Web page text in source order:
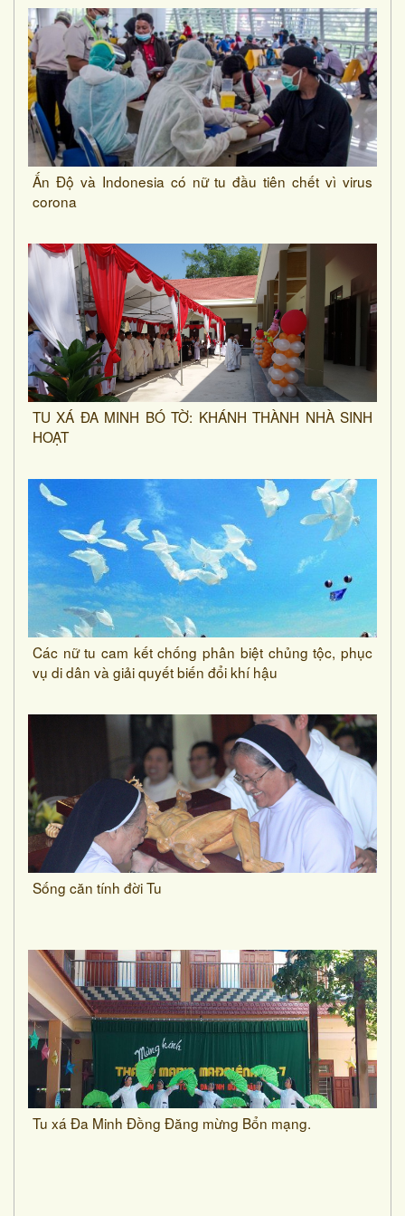
Ấn Độ và Indonesia có nữ tu đầu tiên chết vì virus
corona
TU XÁ ĐA MINH BÓ TỜ: KHÁNH THÀNH NHÀ SINH
HOẠT
Các nữ tu cam kết chống phân biệt chủng tộc, phục
vụ di dân và giải quyết biến đổi khí hậu
Sống căn tính đời Tu
Tu xá Đa Minh Đồng Đăng mừng Bổn mạng.